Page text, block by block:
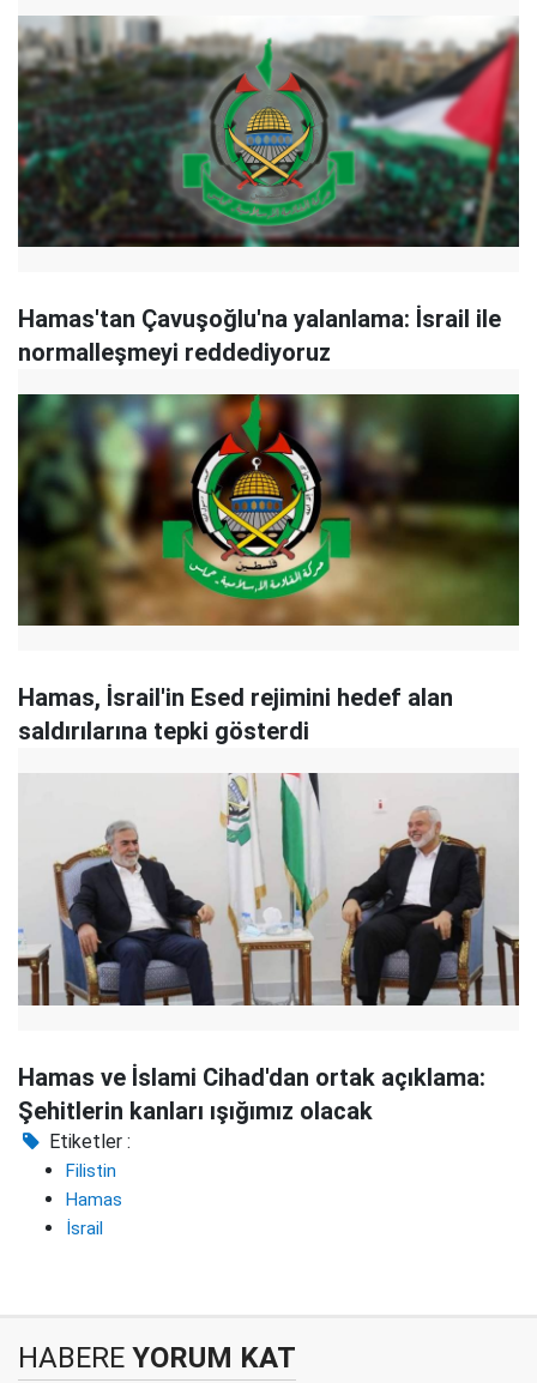
Hamas'tan Çavuşoğlu'na yalanlama: İsrail ile
normalleşmeyi reddediyoruz
Hamas, İsrail'in Esed rejimini hedef alan
saldırılarına tepki gösterdi
Hamas ve İslami Cihad'dan ortak açıklama:
Şehitlerin kanları ışığımız olacak
Etiketler :
Filistin
Hamas
İsrail
HABERE YORUM KAT